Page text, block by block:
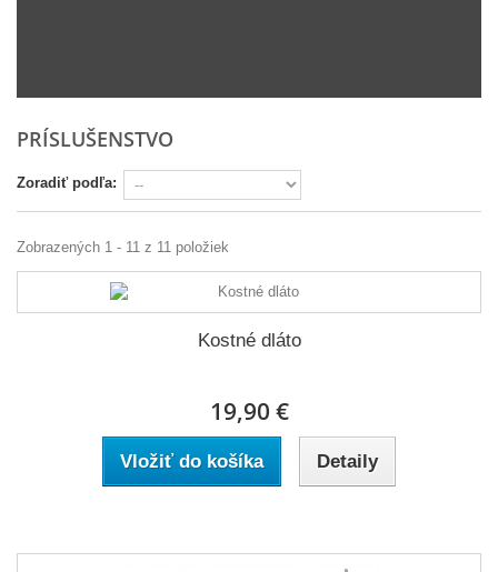
PRÍSLUŠENSTVO
Zoradiť podľa:
Zobrazených 1 - 11 z 11 položiek
Kostné dláto
19,90 €
Vložiť do košíka Detaily